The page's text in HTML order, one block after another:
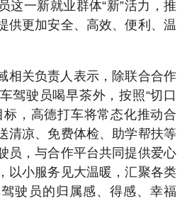
这一新就业群体“新”活力，推
供更加安全、高效、便利、温
相关负责人表示，除联合合作
驾驶员喝早茶外，按照“切口
标，高德打车将常态化推动合
清凉、免费体检、助学帮扶等
员，与合作平台共同提供爱心
以小服务见大温暖，汇聚各类
驶员的归属感、得感、幸福